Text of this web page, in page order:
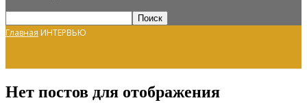
Главная ИНТЕРВЬЮ
Нет постов для отображения